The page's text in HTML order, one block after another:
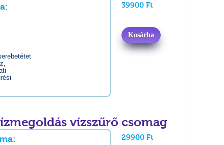
39900 Ft
Kosárba
vízszűrő csomag
29900 Ft